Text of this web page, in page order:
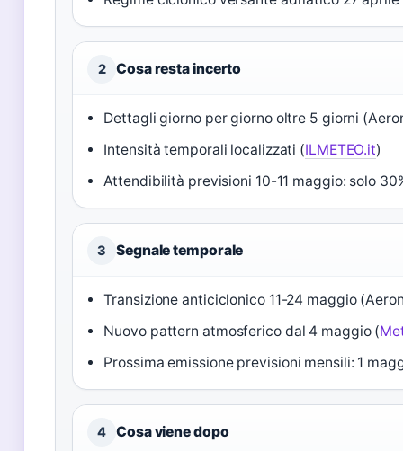
2 Cosa resta incerto
Dettagli giorno per giorno oltre 5 giorni
Intensità temporali localizzati (ILMETEO.it)
Attendibilità previsioni 10-11 maggio: solo
3 Segnale temporale
Transizione anticiclonico 11-24 maggio
Nuovo pattern atmosferico dal 4 maggio (
Prossima emissione previsioni mensili: 1
4 Cosa viene dopo